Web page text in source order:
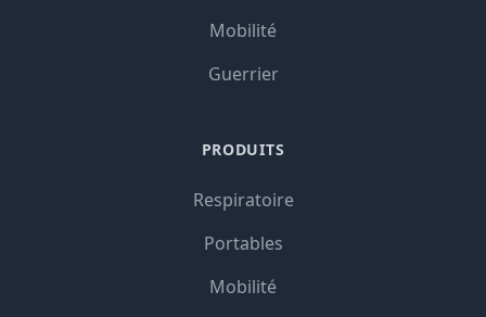
Mobilité
Guerrier
PRODUITS
Respiratoire
Portables
Mobilité